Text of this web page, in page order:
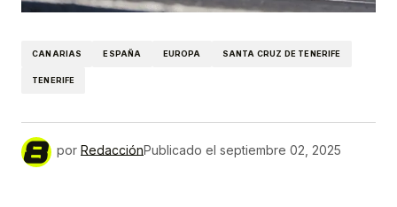
CANARIAS ESPAÑA EUROPA SANTA CRUZ DE TENERIFE
TENERIFE
por RedacciónPublicado el septiembre 02, 2025